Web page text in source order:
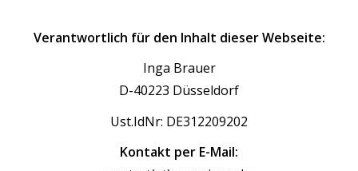
Verantwortlich für den Inhalt dieser Webseite:
Inga Brauer
D-40223 Düsseldorf
Ust.IdNr: DE312209202
Kontakt per E-Mail: